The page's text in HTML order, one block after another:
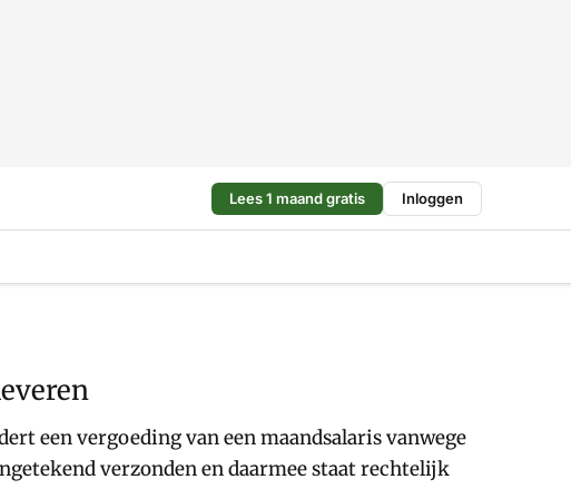
Lees 1 maand gratis Inloggen
een vergoeding van een maandsalaris vanwege
verzonden en daarmee staat rechtelijk